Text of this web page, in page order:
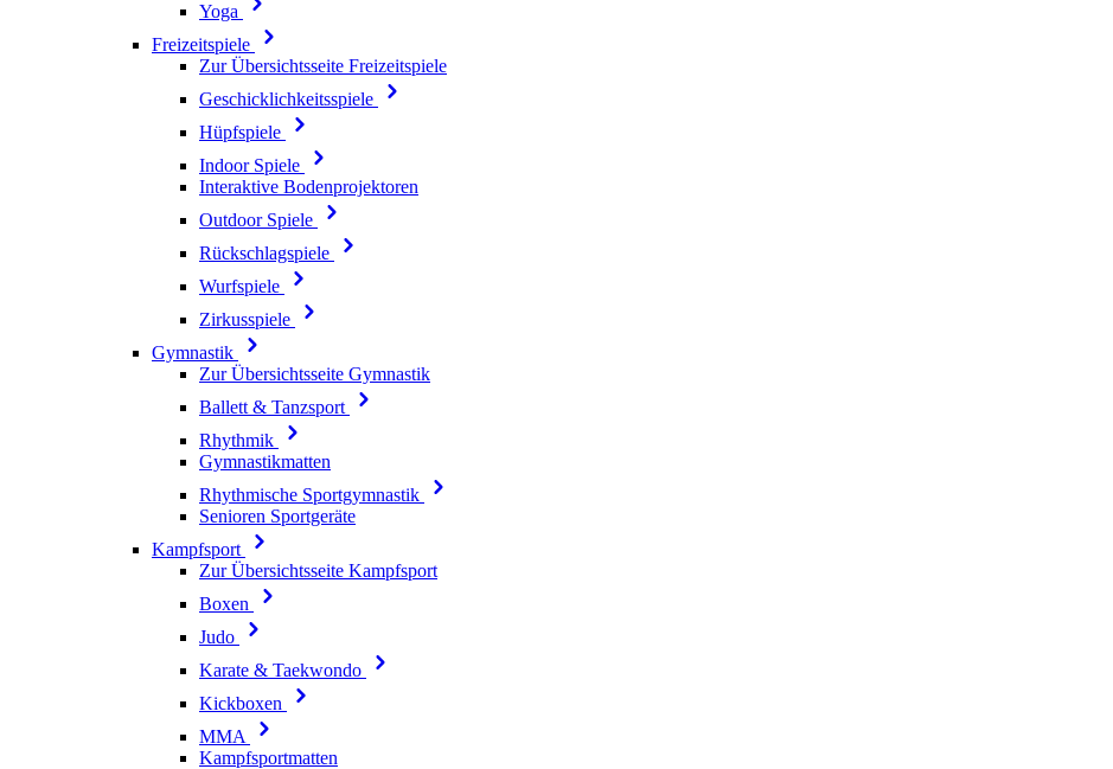
Yoga
Freizeitspiele
Zur Übersichtsseite Freizeitspiele
Geschicklichkeitsspiele
Hüpfspiele
Indoor Spiele
Interaktive Bodenprojektoren
Outdoor Spiele
Rückschlagspiele
Wurfspiele
Zirkusspiele
Gymnastik
Zur Übersichtsseite Gymnastik
Ballett & Tanzsport
Rhythmik
Gymnastikmatten
Rhythmische Sportgymnastik
Senioren Sportgeräte
Kampfsport
Zur Übersichtsseite Kampfsport
Boxen
Judo
Karate & Taekwondo
Kickboxen
MMA
Kampfsportmatten